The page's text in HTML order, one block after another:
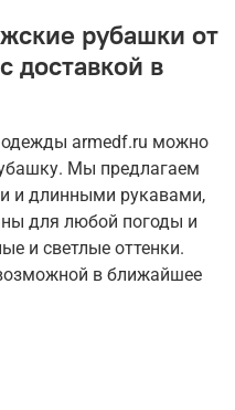
рубашки от
доставкой в
одежды armedf.ru можно
Мы предлагаем
и длинными рукавами,
для любой погоды и
и светлые оттенки.
в ближайшее